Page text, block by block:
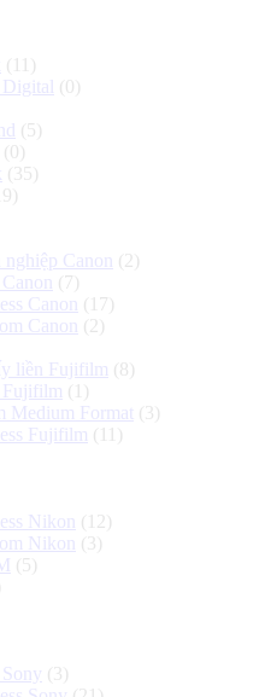
(11)
(0)
(5)
(0)
(35)
Canon
(2)
(7)
Canon
(17)
Canon
(2)
liền Fujifilm (8)
Fujifilm (1)
Medium Format (3)
Fujifilm (11)
Nikon
(12)
Nikon
(3)
(5)
(3)